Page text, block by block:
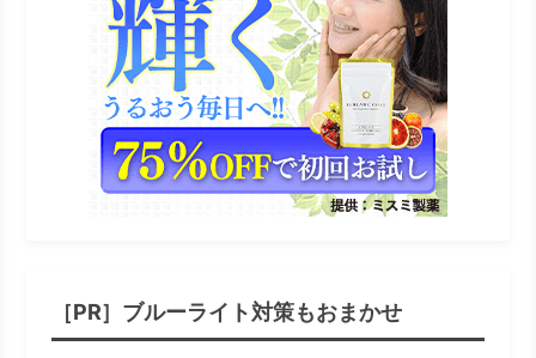
［PR］ブルーライト対策もおまかせ